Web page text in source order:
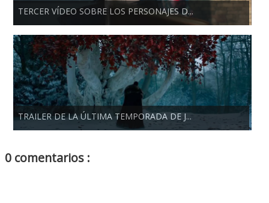
TERCER VÍDEO SOBRE LOS PERSONAJES D...
TRAILER DE LA ÚLTIMA TEMPORADA DE J...
0 comentarios :